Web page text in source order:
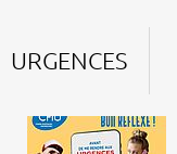
URGENCES